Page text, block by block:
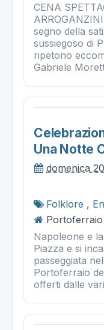
CENA
segno della
sussiegoso di
ripetono
Gabriele
Una Notte
domenica
Folklore ,
Napoleone e
Piazza e si
passeggiata
Portoferraio
offerti dalle